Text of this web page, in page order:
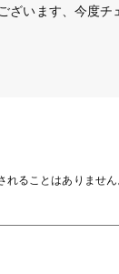
ざいます、今度チ
ることはありません